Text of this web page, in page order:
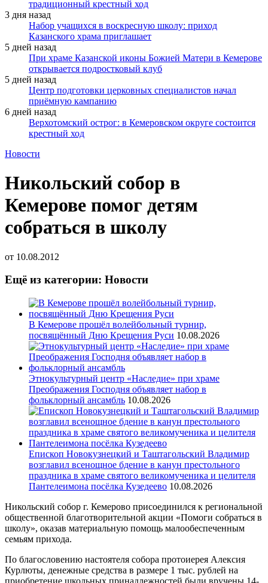
традиционный крестный ход
3 дня назад
Набор учащихся в воскресную школу: приход
Казанского храма приглашает
5 дней назад
При храме Казанской иконы Божией Матери в Кемерове
открывается подростковый клуб
5 дней назад
Центр подготовки церковных специалистов начал
приёмную кампанию
6 дней назад
Верхотомский острог: в Кемеровском округе состоится
крестный ход
Новости
Никольский собор в
Кемерове помог детям
собраться в школу
от 10.08.2012
Ещё из категории: Новости
В Кемерове прошёл волейбольный турнир,
посвящённый Дню Крещения Руси 10.08.2026
Этнокультурный центр «Наследие» при храме
Преображения Господня объявляет набор в
фольклорный ансамбль 10.08.2026
Епископ Новокузнецкий и Таштагольский Владимир
возглавил всенощное бдение в канун престольного
праздника в храме святого великомученика и целителя
Пантелеимона посёлка Кузедеево 10.08.2026
Никольский собор г. Кемерово присоединился к региональной
общественной благотворительной акции «Помоги собраться в
школу», оказав материальную помощь малообеспеченным
семьям прихода.
По благословению настоятеля собора протоиерея Алексия
Курлюты, денежные средства в размере 1 тыс. рублей на